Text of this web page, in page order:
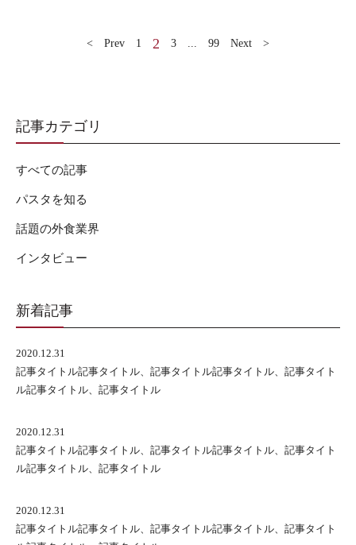
< Prev 1 2 3 ... 99 Next >
記事カテゴリ
すべての記事
パスタを知る
話題の外食業界
インタビュー
新着記事
2020.12.31
記事タイトル記事タイトル、記事タイトル記事タイトル、記事タイト
ル記事タイトル、記事タイトル
2020.12.31
記事タイトル記事タイトル、記事タイトル記事タイトル、記事タイト
ル記事タイトル、記事タイトル
2020.12.31
記事タイトル記事タイトル、記事タイトル記事タイトル、記事タイト